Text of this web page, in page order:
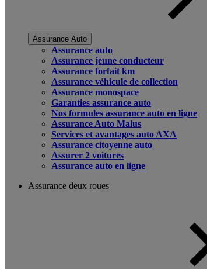
Assurance Auto
Assurance auto
Assurance jeune conducteur
Assurance forfait km
Assurance véhicule de collection
Assurance monospace
Garanties assurance auto
Nos formules assurance auto en ligne
Assurance Auto Malus
Services et avantages auto AXA
Assurance citoyenne auto
Assurer 2 voitures
Assurance auto en ligne
Assurance deux roues